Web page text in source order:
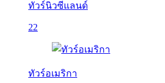
ทัวร์นิวซีแลนด์
22
ทัวร์อเมริกา